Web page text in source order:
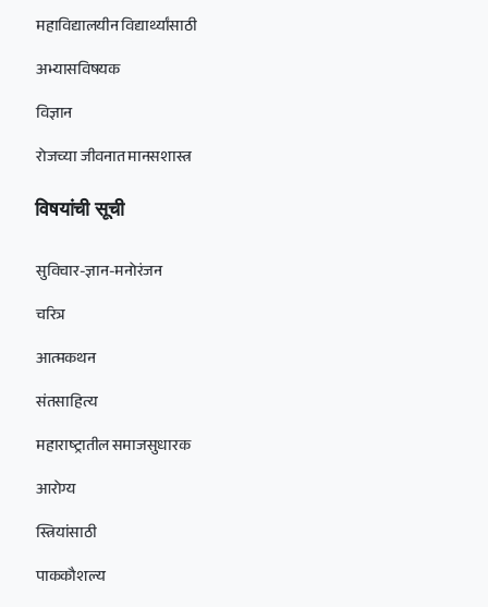
महाविद्यालयीन विद्यार्थ्यांसाठी
अभ्यासविषयक
विज्ञान
रोजच्या जीवनात मानसशास्त्र
विषयांची सूची
सुविचार-ज्ञान-मनोरंजन
चरित्र
आत्मकथन
संतसाहित्य
महाराष्ट्रातील समाजसुधारक
आरोग्य
स्त्रियांसाठी
पाककौशल्य